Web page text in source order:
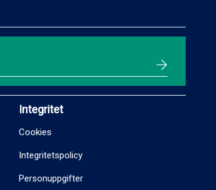
Integritet
Cookies
Integritetspolicy
Personuppgifter